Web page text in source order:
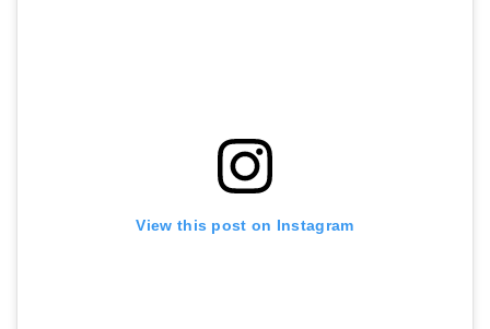
View this post on Instagram